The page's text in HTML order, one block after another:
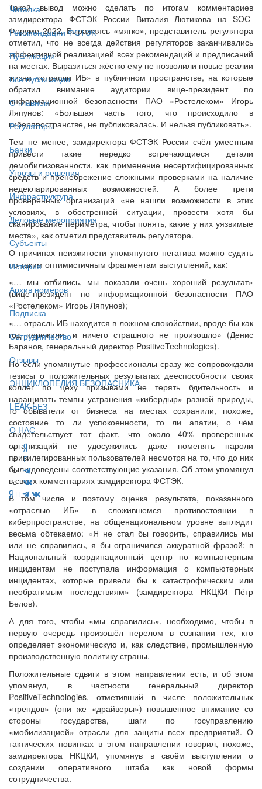
Читалка
Рекомендации ФСТЭК
Публикации
Все публикации
О главном
Регуляторы
Банки
Угрозы и решения
Инфраструктура
Деловые мероприятия
Субъекты
История
Архив номеров
Подписка
Сотрудничество
Отзывы
ЭНЦИКЛОПЕДИЯ БЕЗОПАСНИКА
LEAK-БЕЗ
О НАС
Такой вывод можно сделать по итогам комментариев
замдиректора ФСТЭК России Виталия Лютикова на SOC-
Форуме 2022. Выражаясь «мягко», представитель регулятора
отметил, что не всегда действия регуляторов заканчивались
эффективной реализацией всех рекомендаций и предписаний
на местах. Выразиться жёстко ему не позволили новые реалии
жизни «отрасли ИБ» в публичном пространстве, на которые
обратил внимание аудитории вице-президент по
информационной безопасности ПАО «Ростелеком» Игорь
Ляпунов: «Большая часть того, что происходило в
киберпространстве, не публиковалась. И нельзя публиковать».
Тем не менее, замдиректора ФСТЭК России счёл уместным
привести такие нередко встречающиеся детали
демобилизованности, как применение несертифицированных
средств и пренебрежение сложными проверками на наличие
недекларированных возможностей. А более трети
проверенных организаций «не нашли возможности в этих
условиях, в обостренной ситуации, провести хотя бы
сканирование периметра, чтобы понять, какие у них уязвимые
места», как отметил представитель регулятора.
О причинах неизжитости упомянутого негатива можно судить
по таким оптимистичным фрагментам выступлений, как:
«… мы отбились, мы показали очень хороший результат»
(вице-президент по информационной безопасности ПАО
«Ростелеком» Игорь Ляпунов);
«… отрасль ИБ находится в ложном спокойствии, вроде бы как
год пережили, и ничего страшного не произошло» (Денис
Баранов, генеральный директор PositiveTechnologies).
Но если упомянутые профессионалы сразу же сопровождали
тезисы о положительных результатах дееспособности своих
коллег по цеху призывами не терять бдительность и
наращивать темпы устранения «кибердыр» разной природы,
то обыватели от бизнеса на местах сохранили, похоже,
состояние то ли успокоенности, то ли апатии, о чём
свидетельствует тот факт, что около 40% проверенных
организаций не удосужились даже поменять пароли
привилегированных пользователей несмотря на то, что до них
были доведены соответствующие указания. Об этом упомянул
в своих комментариях замдиректора ФСТЭК.
В том числе и поэтому оценка результата, показанного
«отраслью ИБ» в сложившемся противостоянии в
киберпространстве, на общенациональном уровне выглядит
весьма обтекаемо: «Я не стал бы говорить, справились мы
или не справились, я бы ограничился аккуратной фразой: в
Национальный координационный центр по компьютерным
инцидентам не поступала информация о компьютерных
инцидентах, которые привели бы к катастрофическим или
необратимым последствиям» (замдиректора НКЦКИ Пётр
Белов).
А для того, чтобы «мы справились», необходимо, чтобы в
первую очередь произошёл перелом в сознании тех, кто
определяет экономическую и, как следствие, промышленную
производственную политику страны.
Положительные сдвиги в этом направлении есть, и об этом
упомянул, в частности генеральный директор
PositiveTechnologies, отметивший в числе положительных
«трендов» (они же «драйверы») повышенное внимание со
стороны государства, шаги по госуправлению
«мобилизацией» отрасли для защиты всех предприятий. О
тактических новинках в этом направлении говорил, похоже,
замдиректора НКЦКИ, упомянув в своём выступлении о
создании оперативного штаба как новой формы
сотрудничества.